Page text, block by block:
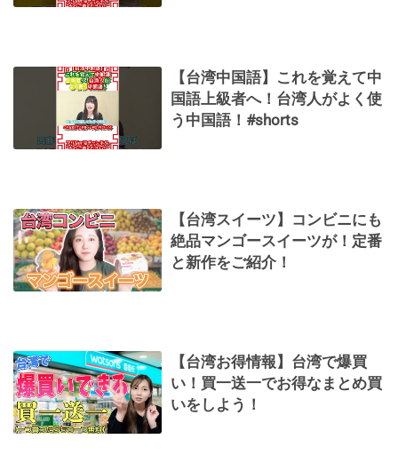
【台湾中国語】これを覚えて中
国語上級者へ！台湾人がよく使
う中国語！#shorts
【台湾スイーツ】コンビニにも
絶品マンゴースイーツが！定番
と新作をご紹介！
【台湾お得情報】台湾で爆買
い！買一送一でお得なまとめ買
いをしよう！